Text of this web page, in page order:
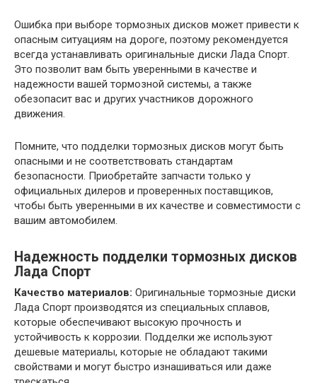
Ошибка при выборе тормозных дисков может привести к
опасным ситуациям на дороге, поэтому рекомендуется
всегда устанавливать оригинальные диски Лада Спорт.
Это позволит вам быть уверенными в качестве и
надежности вашей тормозной системы, а также
обезопасит вас и других участников дорожного
движения.
Помните, что подделки тормозных дисков могут быть
опасными и не соответствовать стандартам
безопасности. Приобретайте запчасти только у
официальных дилеров и проверенных поставщиков,
чтобы быть уверенными в их качестве и совместимости с
вашим автомобилем.
Надежность подделки тормозных дисков
Лада Спорт
Качество материалов: Оригинальные тормозные диски
Лада Спорт производятся из специальных сплавов,
которые обеспечивают высокую прочность и
устойчивость к коррозии. Подделки же используют
дешевые материалы, которые не обладают такими
свойствами и могут быстро изнашиваться или даже